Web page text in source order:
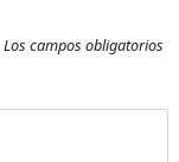
Los campos obligatorios